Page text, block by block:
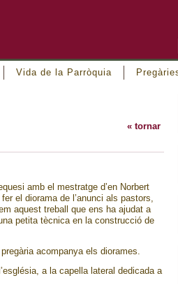
Vida de la Parròquia
« tornar
amb el mestratge d’en Norbert
el diorama de l’anunci als pastors,
aquest treball que ens ha ajudat a
petita tècnica en la construcció de
acompanya els diorames.
a la capella lateral dedicada a